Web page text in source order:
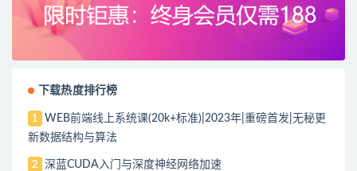
下载热度排行榜
1
WEB前端线上系统课(20k+标准)|2023年|重磅首发|无秘更
新数据结构与算法
2 深蓝CUDA入门与深度神经网络加速